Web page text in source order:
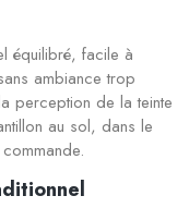
équilibré, facile à
ambiance trop
perception de la teinte
au sol, dans le